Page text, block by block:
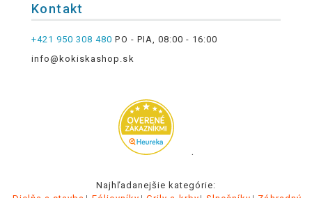
Kontakt
+421 950 308 480 PO - PIA, 08:00 - 16:00
info@kokiskashop.sk
.
Najhľadanejšie kategórie: